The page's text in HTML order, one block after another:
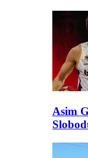
Asim